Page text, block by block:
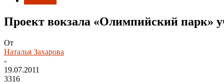
Проект вокзала «Олимпийский парк»
От
Наталья Захарова
-
19.07.2011
3316